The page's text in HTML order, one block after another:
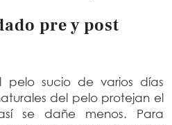
pre y post
pelo sucio de varios días
del pelo protejan el
se dañe menos. Para